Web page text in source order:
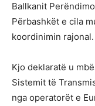
Ballkanit
Përbashkët e cila
koordinimin rajonal.
Kjo deklaratë u
Sistemit të
nga operatorët e